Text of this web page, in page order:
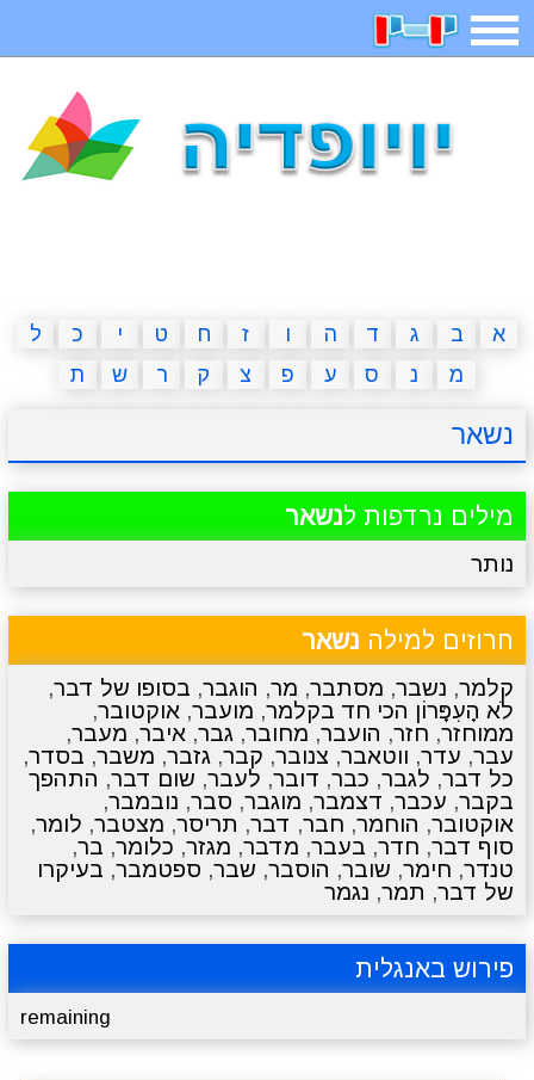
תפריט
איש תלוי מדריכים פוקימון גו מצא הבדלים
יצירה משחקי בנות אשליות חדשות
א ב ג ד ה ו ז ח ט י כ
ל
מ
נ ס ע פ צ ק ר ש ת
נשאר
מילים נרדפות לנשאר
נותר
חרוזים למילה נשאר
קלמר, נשבר, מסתבר, מר, הוגבר, בסופו של דבר,
לֹא הָעִפָּרוֹן הכי חד בקלמר, מועבר, אוקטובר,
ממוחזר, חזר, הועבר, מחובר, גבר, איבר, מעבר,
עבר, עדר, ווטאבר, צנובר, קבר, גזבר, משבר, בסדר,
כל דבר, לגבר, כבר, דובר, לעבר, שום דבר, התהפך
בקבר, עכבר, דצמבר, מוגבר, סבר, נובמבר,
אוקטובר, הוחמר, חבר, דבר, תריסר, מצטבר, לומר,
סוף דבר, חדר, בעבר, מדבר, מגזר, כלומר, בר,
טנדר, חימר, שובר, הוסבר, שבר, ספטמבר, בעיקרו
של דבר, תמר, נגמר
פירוש באנגלית
remaining